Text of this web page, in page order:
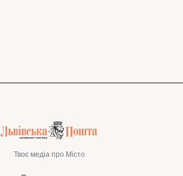
Твоє медіа про Місто